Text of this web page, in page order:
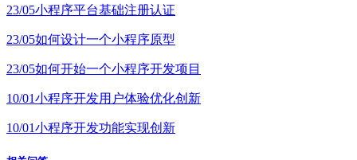
23/05小程序平台基础注册认证
23/05如何设计一个小程序原型
23/05如何开始一个小程序开发项目
10/01小程序开发用户体验优化创新
10/01小程序开发功能实现创新